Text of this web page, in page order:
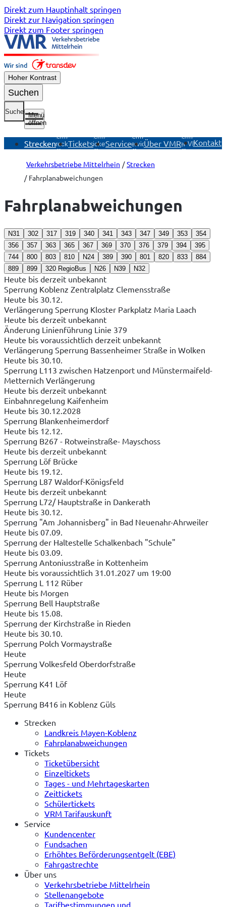
Direkt zum Hauptinhalt springen
Direkt zur Navigation springen
Direkt zum Footer springen
Hoher Kontrast
Suchen
Suche
Menü
öffnen
Strecken
Untermenü
Strecken
öffnen
Tickets
Untermenü
Tickets
öffnen
Service
Untermenü
Service
öffnen
Über VMR
Untermenü
Über VMR
öffnen
Kontakt
Verkehrsbetriebe Mittelrhein
Strecken
Fahrplanabweichungen
Fahrplan­abweichungen
N31 302 317 319 340 341 343 347 349 353
354
356
357 363 365 367 369 370 376 379 394
395
744
800 803 810 N24 389 390 801 820 833
884
889
899 320 RegioBus N26 N39 N32
Heute bis derzeit unbekannt
Sperrung Koblenz Zentralplatz Clemensstraße
Heute bis 30.12.
Verlängerung Sperrung Kloster Parkplatz Maria Laach
Heute bis derzeit unbekannt
Änderung Linienführung Linie 379
Heute bis voraussichtlich derzeit unbekannt
Verlängerung Sperrung Bassenheimer Straße in Wolken
Heute bis 30.10.
Sperrung L113 zwischen Hatzenport und Münstermaifeld-
Metternich Verlängerung
Heute bis derzeit unbekannt
Einbahnregelung Kaifenheim
Heute bis 30.12.2028
Sperrung Blankenheimerdorf
Heute bis 12.12.
Sperrung B267 - Rotweinstraße- Mayschoss
Heute bis derzeit unbekannt
Sperrung Löf Brücke
Heute bis 19.12.
Sperrung L87 Waldorf-Königsfeld
Heute bis derzeit unbekannt
Sperrung L72/ Hauptstraße in Dankerath
Heute bis 30.12.
Sperrung "Am Johannisberg" in Bad Neuenahr-Ahrweiler
Heute bis 07.09.
Sperrung der Haltestelle Schalkenbach "Schule"
Heute bis 03.09.
Sperrung Antoniusstraße in Kottenheim
Heute bis voraussichtlich 31.01.2027 um 19:00
Sperrung L 112 Rüber
Heute bis Morgen
Sperrung Bell Hauptstraße
Heute bis 15.08.
Sperrung der Kirchstraße in Rieden
Heute bis 30.10.
Sperrung Polch Vormaystraße
Heute
Sperrung Volkesfeld Oberdorfstraße
Heute
Sperrung K41 Löf
Heute
Sperrung B416 in Koblenz Güls
Strecken
Landkreis Mayen-Koblenz
Fahrplanabweichungen
Tickets
Ticketübersicht
Einzeltickets
Tages - und Mehrtageskarten
Zeittickets
Schülertickets
VRM Tarifauskunft
Service
Kundencenter
Fundsachen
Erhöhtes Beförderungsentgelt (EBE)
Fahrgastrechte
Über uns
Verkehrsbetriebe Mittelrhein
Stellenangebote
Tarifbestimmungen und